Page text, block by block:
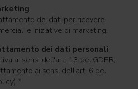
dei dati per ricevere
e iniziative di marketing.
dei dati personali
ai sensi dell'art. 13 del GDPR;
ai sensi dell'art. 6 del
*